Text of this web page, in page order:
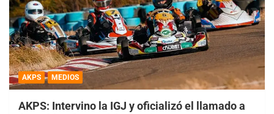
AKPS MEDIOS
AKPS: Intervino la IGJ y oficializó el llamado a